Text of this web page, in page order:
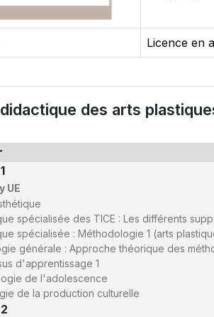
Licence en
des arts
UE
spécialisée des TICE : Les différents
spécialisée : Méthodologie 1 (arts
générale : Approche théorique des
d'apprentissage 1
de l'adolescence
de la production culturelle